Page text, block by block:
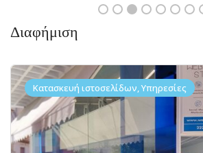
Διαφήμιση
Κατασκευή ιστοσελίδων, Υπηρεσίες